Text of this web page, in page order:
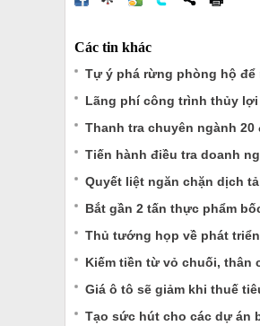
Các tin khác
Tự ý phá rừng phòng hộ để
Lãng phí công trình thủy
Thanh tra chuyên ngành
Tiến hành điều tra doanh
Quyết liệt ngăn chặn dịch
Bắt gần 2 tấn thực phẩm
Thủ tướng họp về phát
Kiếm tiền từ vỏ chuối, thân
Giá ô tô sẽ giảm khi thuế
Tạo sức hút cho các dự án